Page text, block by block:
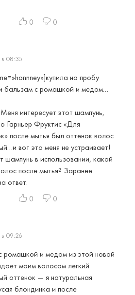
0 0
08:35
на пробу
бальзам с ромашкой и медом…
интересует этот шампунь,
Гарньер Фруктис «Для
после мытья был оттенок волос
вот это меня не устраивает!
шампунь в использовании, какой
после мытья? Заранее
ответ.
0 0
09:26
ромашкой и медом из этой новой
моим волосам легкий
оттенок — я натуральная
блондинка и после